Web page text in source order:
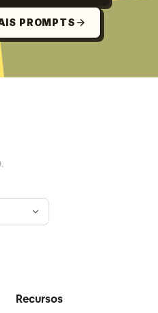
PROMPTS
Recursos